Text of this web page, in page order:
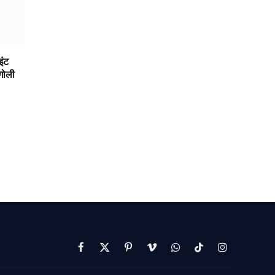
Facebook
X
(Twitter)
PinterestVimeoWhatsAppTikTokInstagram